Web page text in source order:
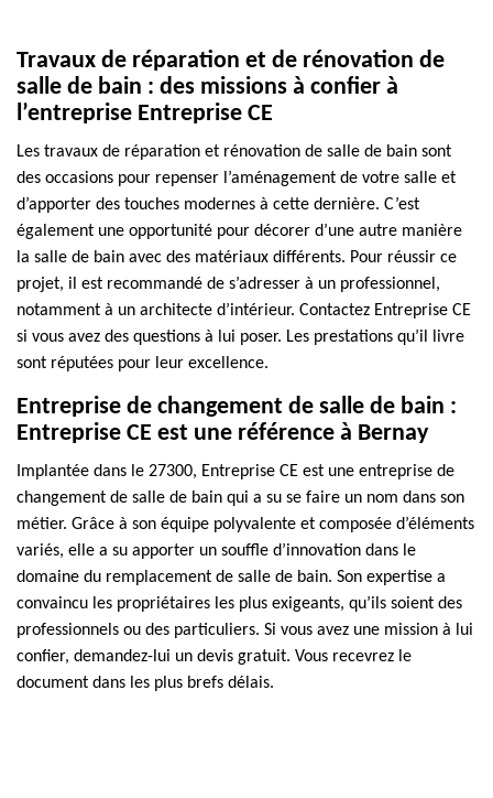
Travaux de réparation et de rénovation de
salle de bain : des missions à confier à
l’entreprise Entreprise CE
Les travaux de réparation et rénovation de salle de bain sont
des occasions pour repenser l’aménagement de votre salle et
d’apporter des touches modernes à cette dernière. C’est
également une opportunité pour décorer d’une autre manière
la salle de bain avec des matériaux différents. Pour réussir ce
projet, il est recommandé de s’adresser à un professionnel,
notamment à un architecte d’intérieur. Contactez Entreprise CE
si vous avez des questions à lui poser. Les prestations qu’il livre
sont réputées pour leur excellence.
Entreprise de changement de salle de bain :
Entreprise CE est une référence à Bernay
Implantée dans le 27300, Entreprise CE est une entreprise de
changement de salle de bain qui a su se faire un nom dans son
métier. Grâce à son équipe polyvalente et composée d’éléments
variés, elle a su apporter un souffle d’innovation dans le
domaine du remplacement de salle de bain. Son expertise a
convaincu les propriétaires les plus exigeants, qu’ils soient des
professionnels ou des particuliers. Si vous avez une mission à lui
confier, demandez-lui un devis gratuit. Vous recevrez le
document dans les plus brefs délais.